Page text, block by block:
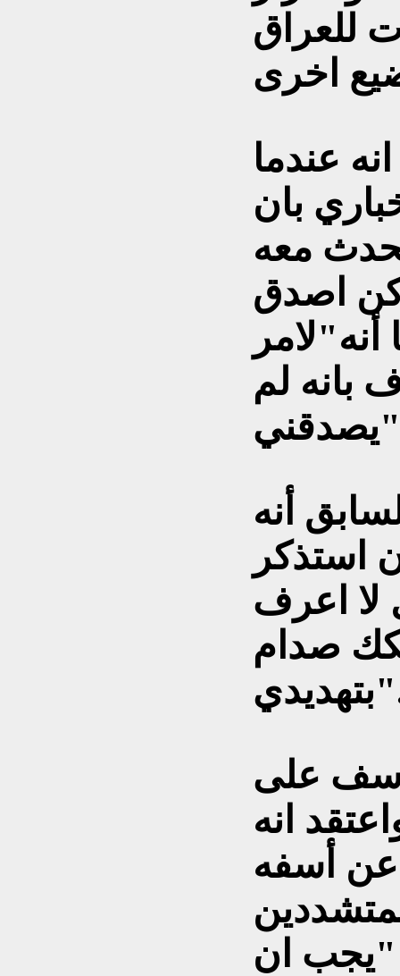
للعراق
عندما
بان
معه
اصدق
بانه لم
أنه
استذكر
لا اعرف
صدام
على
انه
عن أسفه
"يجب ان